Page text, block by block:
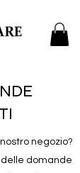
negozio?
domande